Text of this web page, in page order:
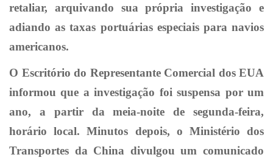
retaliar, arquivando sua própria investigação e
adiando as taxas portuárias especiais para navios
americanos.
O Escritório do Representante Comercial dos EUA
informou que a investigação foi suspensa por um
ano, a partir da meia-noite de segunda-feira,
horário local. Minutos depois, o Ministério dos
Transportes da China divulgou um comunicado